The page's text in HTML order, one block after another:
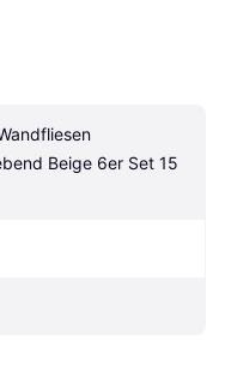
Beige 6er Set 15